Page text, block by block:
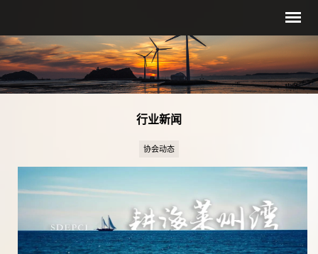
行业新闻
协会动态